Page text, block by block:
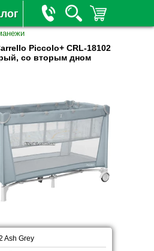
Piccolo+ CRL-18102
со вторым дном
Ash Grey